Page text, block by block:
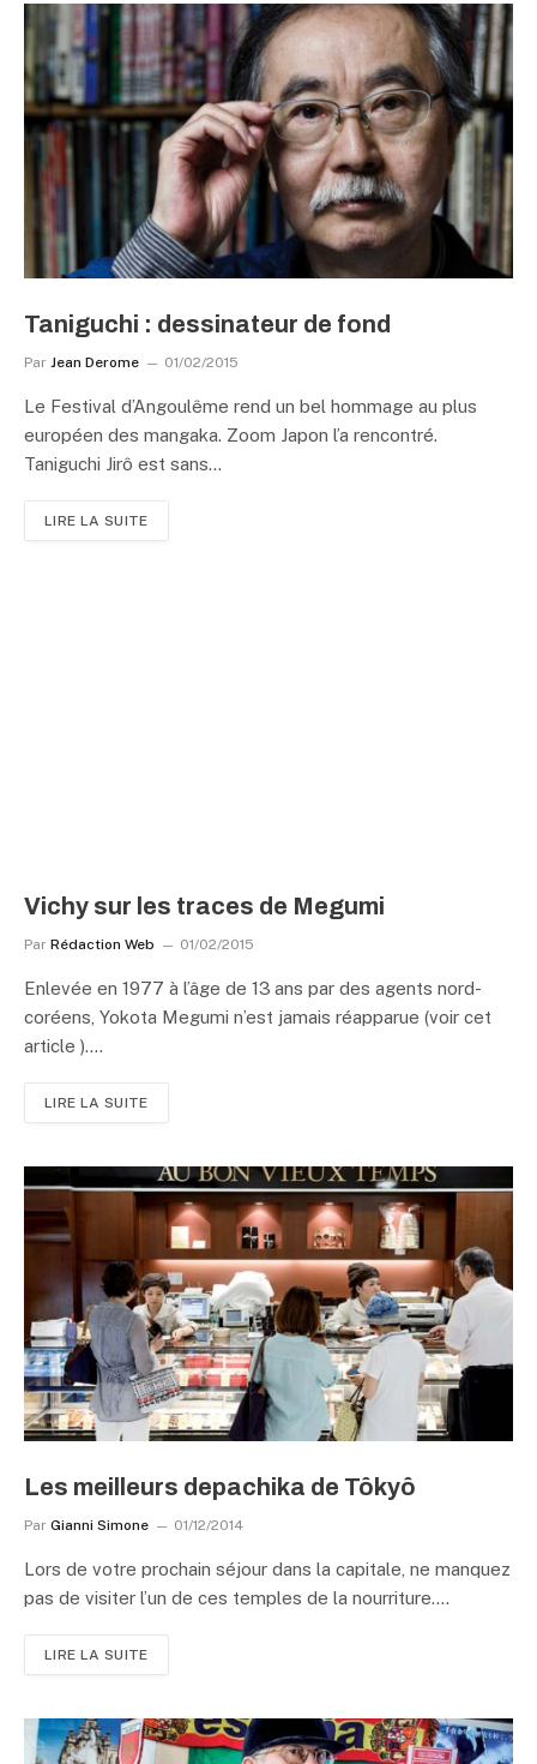
Taniguchi : dessinateur de fond
Par Jean Derome 01/02/2015
Le Festival d’Angoulême rend un bel hommage au plus
européen des mangaka. Zoom Japon l’a rencontré.
Taniguchi Jirô est sans…
LIRE LA SUITE
Vichy sur les traces de Megumi
Par Rédaction Web 01/02/2015
Enlevée en 1977 à l’âge de 13 ans par des agents nord-
coréens, Yokota Megumi n’est jamais réapparue (voir cet
article ).…
LIRE LA SUITE
Les meilleurs depachika de Tôkyô
Par Gianni Simone 01/12/2014
Lors de votre prochain séjour dans la capitale, ne manquez
pas de visiter l’un de ces temples de la nourriture.…
LIRE LA SUITE